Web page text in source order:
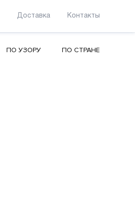
Доставка Контакты
ПО УЗОРУ ПО СТРАНЕ